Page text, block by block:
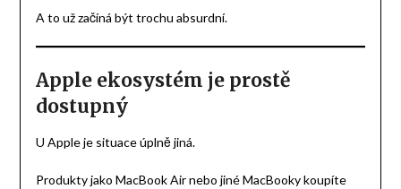
A to už začíná být trochu absurdní.
Apple ekosystém je prostě
dostupný
U Apple je situace úplně jiná.
Produkty jako MacBook Air nebo jiné MacBooky koupíte